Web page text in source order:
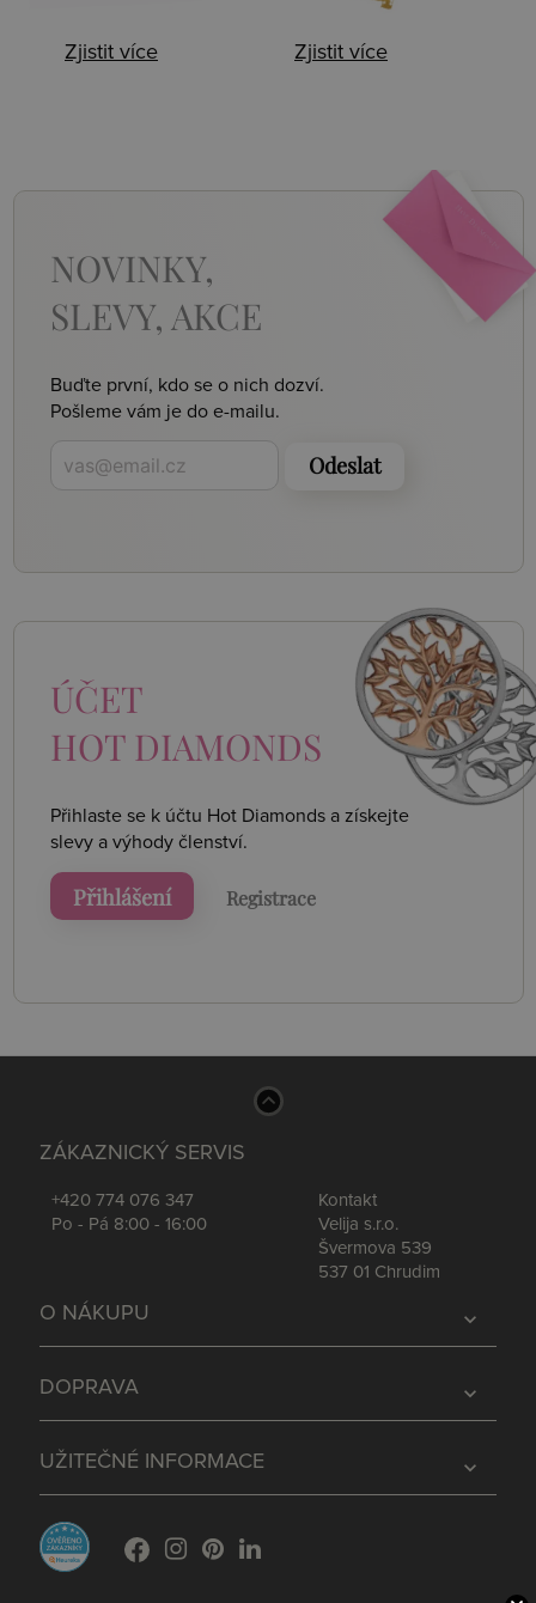
Zjistit více Zjistit více
NOVINKY,
SLEVY, AKCE
Buďte první, kdo se o nich dozví.
Pošleme vám je do e-mailu.
Odeslat
ÚČET
HOT DIAMONDS
Přihlaste se k účtu Hot Diamonds a získejte
slevy a výhody členství.
Přihlášení Registrace
ZÁKAZNICKÝ SERVIS
+420 774 076 347
Po - Pá 8:00 - 16:00
Kontakt
Velija s.r.o.
Švermova 539
537 01 Chrudim
expand_more
O NÁKUPU
expand_more
DOPRAVA
expand_more
UŽITEČNÉ INFORMACE